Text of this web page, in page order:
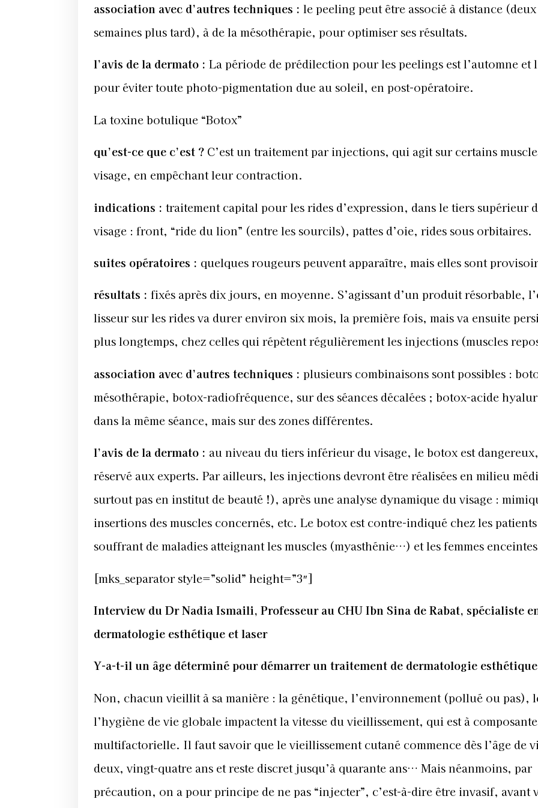
association avec d’autres techniques : le peeling peut être associé à distance
semaines plus tard), à de la mésothérapie, pour optimiser ses résultats.
l’avis de la dermato : La période de prédilection pour les peelings est l’automne et
pour éviter toute photo-pigmentation due au soleil, en post-opératoire.
La toxine botulique “Botox”
qu’est-ce que c’est ? C’est un traitement par injections, qui agit sur certains
visage, en empêchant leur contraction.
indications : traitement capital pour les rides d’expression, dans le tiers supérieur
visage : front, “ride du lion” (entre les sourcils), pattes d’oie, rides sous orbitaires.
suites opératoires : quelques rougeurs peuvent apparaître, mais elles sont
résultats : fixés après dix jours, en moyenne. S’agissant d’un produit résorbable,
lisseur sur les rides va durer environ six mois, la première fois, mais va ensuite
plus longtemps, chez celles qui répètent régulièrement les injections (muscles
association avec d’autres techniques : plusieurs combinaisons sont possibles :
mésothérapie, botox-radiofréquence, sur des séances décalées ; botox-acide
dans la même séance, mais sur des zones différentes.
l’avis de la dermato : au niveau du tiers inférieur du visage, le botox est
réservé aux experts. Par ailleurs, les injections devront être réalisées en milieu
surtout pas en institut de beauté !), après une analyse dynamique du visage :
insertions des muscles concernés, etc. Le botox est contre-indiqué chez les patients
souffrant de maladies atteignant les muscles (myasthénie…) et les femmes
[mks_separator style=”solid” height=”3″]
Interview du Dr Nadia Ismaili, Professeur au CHU Ibn Sina de Rabat, spécialiste
dermatologie esthétique et laser
Y-a-t-il un âge déterminé pour démarrer un traitement de dermatologie
Non, chacun vieillit à sa manière : la génétique, l’environnement (pollué ou pas),
l’hygiène de vie globale impactent la vitesse du vieillissement, qui est à composante
multifactorielle. Il faut savoir que le vieillissement cutané commence dès l’âge de
deux, vingt-quatre ans et reste discret jusqu’à quarante ans… Mais néanmoins, par
précaution, on a pour principe de ne pas “injecter”, c’est-à-dire être invasif, avant